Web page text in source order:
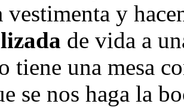
y
de vida a
tiene una mesa
se nos haga la